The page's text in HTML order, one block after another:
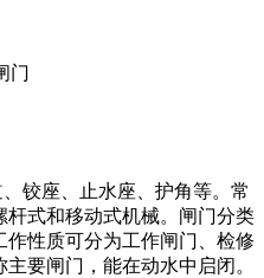
门
铰座、止水座、护角等。常
杆式和移动式机械。闸门分类
性质可分为工作闸门、检修
要闸门，能在动水中启闭。